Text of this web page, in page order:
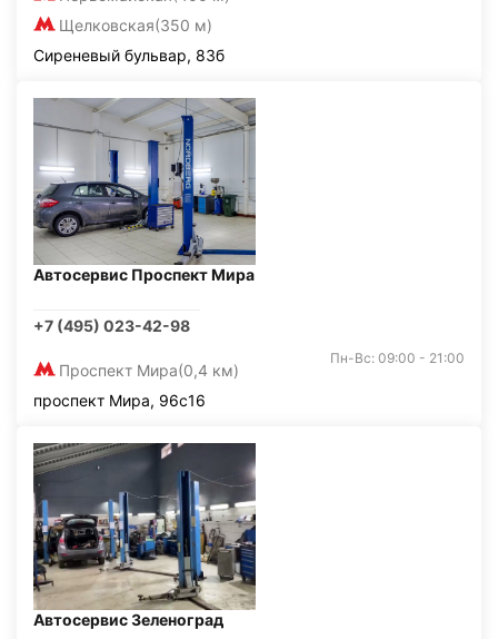
Щелковская(350 м)
Сиреневый бульвар, 83б
Автосервис Проспект Мира
+7 (495) 023-42-98
Проспект Мира(0,4 км)
Пн-Вс: 09:00 - 21:00
проспект Мира, 96с16
Автосервис Зеленоград